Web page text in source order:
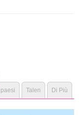
paesi Talen Di Più